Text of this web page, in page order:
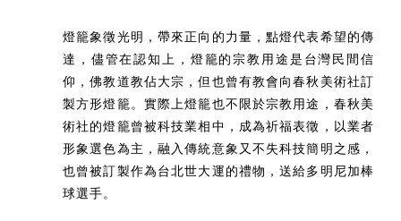
燈籠象徵光明，帶來正向的力量，點燈代表希望的傳
達，儘管在認知上，燈籠的宗教用途是台灣民間信
仰，佛教道教佔大宗，但也曾有教會向春秋美術社訂
製方形燈籠。實際上燈籠也不限於宗教用途，春秋美
術社的燈籠曾被科技業相中，成為祈福表徵，以業者
形象選色為主，融入傳統意象又不失科技簡明之感，
也曾被訂製作為台北世大運的禮物，送給多明尼加棒
球選手。